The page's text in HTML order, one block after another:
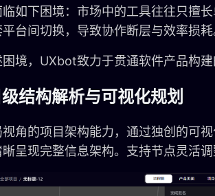
如下困境：市场中的工具往往只擅
台间切换，导致协作断层与效率损耗
境，UXbot致力于贯通软件产品构建
结构解析与可视化规划
角的项目架构能力，通过独创的可
呈现完整信息架构。支持节点灵活调